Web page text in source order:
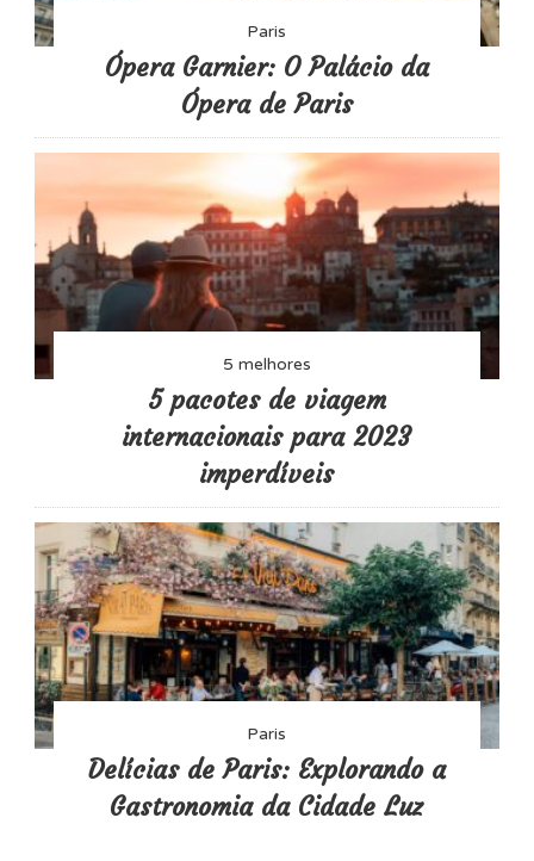
Paris
Ópera Garnier: O Palácio da
Ópera de Paris
5 melhores
5 pacotes de viagem
internacionais para 2023
imperdíveis
Paris
Delícias de Paris: Explorando a
Gastronomia da Cidade Luz